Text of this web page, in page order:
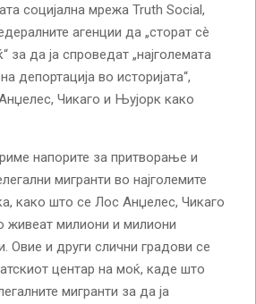
социјална мрежа Truth Social,
агенции да „сторат сè
за да ја спроведат „најголемата
депортација во историјата“,
Чикаго и Њујорк како
напорите за притворање и
мигранти во најголемите
како што се Лос Анџелес, Чикаго
живеат милиони и милиони
Овие и други слични градови се
центар на моќ, каде што
мигранти за да ја